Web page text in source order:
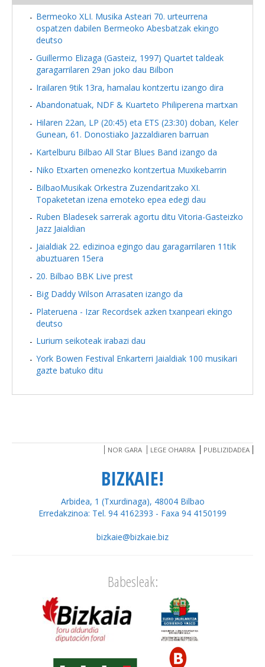
Bermeoko XLI. Musika Asteari 70. urteurrena
ospatzen dabilen Bermeoko Abesbatzak ekingo
deutso
Guillermo Elizaga (Gasteiz, 1997) Quartet taldeak
garagarrilaren 29an joko dau Bilbon
Irailaren 9tik 13ra, hamalau kontzertu izango dira
Abandonatuak, NDF & Kuarteto Philiperena martxan
Hilaren 22an, LP (20:45) eta ETS (23:30) doban, Keler
Gunean, 61. Donostiako Jazzaldiaren barruan
Kartelburu Bilbao All Star Blues Band izango da
Niko Etxarten omenezko kontzertua Muxikebarrin
BilbaoMusikak Orkestra Zuzendaritzako XI.
Topaketetan izena emoteko epea edegi dau
Ruben Bladesek sarrerak agortu ditu Vitoria-Gasteizko
Jazz Jaialdian
Jaialdiak 22. edizinoa egingo dau garagarrilaren 11tik
abuztuaren 15era
20. Bilbao BBK Live prest
Big Daddy Wilson Arrasaten izango da
Plateruena - Izar Recordsek azken txanpeari ekingo
deutso
Lurium seikoteak irabazi dau
York Bowen Festival Enkarterri Jaialdiak 100 musikari
gazte batuko ditu
NOR GARA LEGE OHARRA PUBLIZIDADEA
BIZKAIE!
Arbidea, 1 (Txurdinaga), 48004 Bilbao
Erredakzinoa: Tel. 94 4162393 - Faxa 94 4150199
bizkaie@bizkaie.biz
Babesleak: